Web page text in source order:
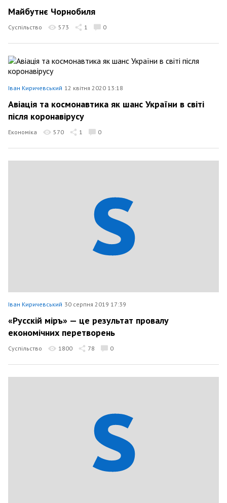
Майбутнє Чорнобиля
Суспільство 573 1 0
Іван Киричевський 12 квітня 2020 13:18
Авіація та космонавтика як шанс України в світі
після коронавірусу
Економіка 570 1 0
Іван Киричевський 30 серпня 2019 17:39
«Русскій міръ» — це результат провалу
економічних перетворень
Суспільство 1800 78 0